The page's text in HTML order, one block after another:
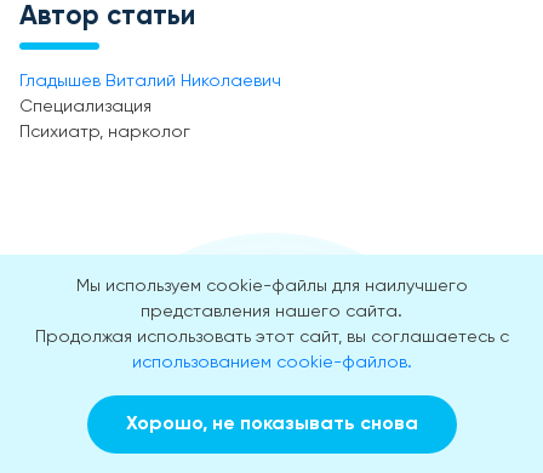
Автор статьи
Гладышев Виталий Николаевич
Специализация
Психиатр, нарколог
Наши преимущества
опытом
Мы используем cookie-файлы для наилучшего
представления нашего сайта.
Продолжая использовать этот сайт, вы соглашаетесь с
использованием cookie-файлов.
Хорошо, не показывать снова
Заказать звонок Вызвать врача на дом